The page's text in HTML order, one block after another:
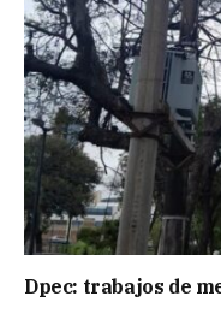
Dpec: trabajos de